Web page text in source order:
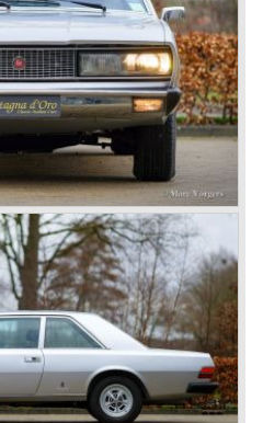
bank (OHC)
rpm
/ h
or 5-speed manual
on all wheels
kg (automatic)